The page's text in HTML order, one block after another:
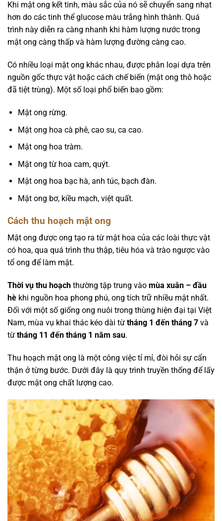
Khi mật ong kết tinh, màu sắc của nó sẽ chuyển sang nhạt
hơn do các tinh thể glucose màu trắng hình thành. Quá
trình này diễn ra càng nhanh khi hàm lượng nước trong
mật ong càng thấp và hàm lượng đường càng cao.
Có nhiều loại mật ong khác nhau, được phân loại dựa trên
nguồn gốc thực vật hoặc cách chế biến (mật ong thô hoặc
đã tiệt trùng). Một số loại phổ biến bao gồm:
Mật ong rừng.
Mật ong hoa cà phê, cao su, ca cao.
Mật ong hoa tràm.
Mật ong từ hoa cam, quýt.
Mật ong hoa bạc hà, anh túc, bạch đàn.
Mật ong bơ, kiều mạch, việt quất.
Cách thu hoạch mật ong
Mật ong được ong tạo ra từ mật hoa của các loài thực vật
có hoa, qua quá trình thu thập, tiêu hóa và trào ngược vào
tổ ong để làm mật.
Thời vụ thu hoạch thường tập trung vào mùa xuân – đầu
hè khi nguồn hoa phong phú, ong tích trữ nhiều mật nhất.
Đối với một số giống ong nuôi trong thùng hiện đại tại Việt
Nam, mùa vụ khai thác kéo dài từ tháng 1 đến tháng 7 và
từ tháng 11 đến tháng 1 năm sau.
Thu hoạch mật ong là một công việc tỉ mỉ, đòi hỏi sự cẩn
thận ở từng bước. Dưới đây là quy trình truyền thống để lấy
được mật ong chất lượng cao.